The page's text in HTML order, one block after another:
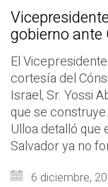
gobierno ante
El
cortesía del
Israel, Sr. Yossi
que se
Ulloa detalló que
Salvador ya no
6 diciembre,